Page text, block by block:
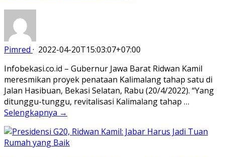
Pimred · 2022-04-20T15:03:07+07:00
Infobekasi.co.id – Gubernur Jawa Barat Ridwan Kamil
meresmikan proyek penataan Kalimalang tahap satu di
Jalan Hasibuan, Bekasi Selatan, Rabu (20/4/2022). “Yang
ditunggu-tunggu, revitalisasi Kalimalang tahap …
Selengkapnya →